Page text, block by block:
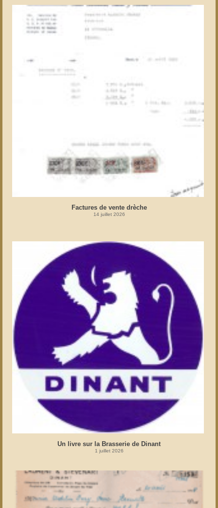
Factures de vente drèche
14 juillet 2026
Un livre sur la Brasserie de Dinant
1 juillet 2026